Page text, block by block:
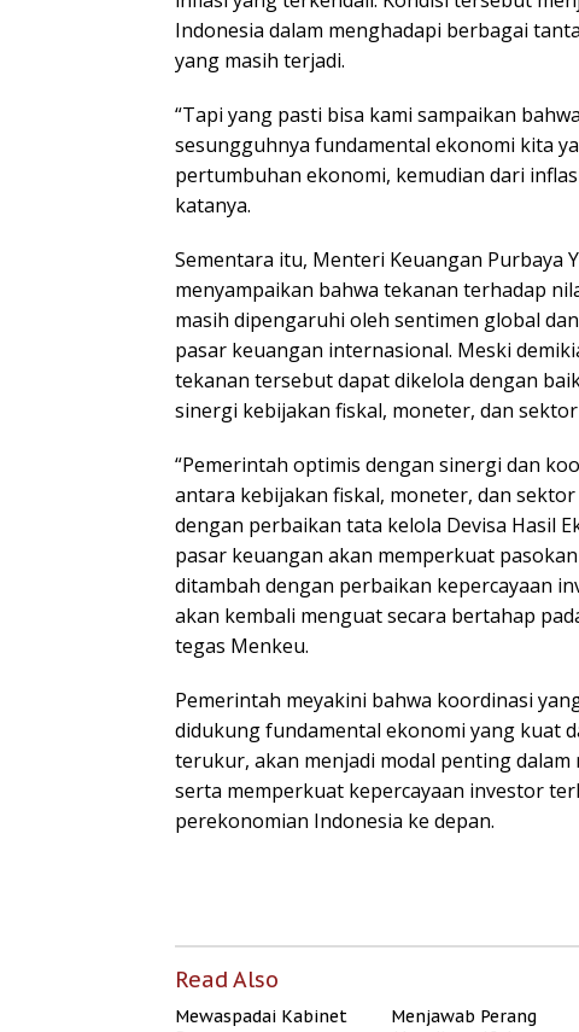
Indonesia dalam menghadapi berbagai
yang masih terjadi.
“Tapi yang pasti bisa kami sampaikan
sesungguhnya fundamental ekonomi kita
pertumbuhan ekonomi, kemudian dari
katanya.
Sementara itu, Menteri Keuangan Purbaya
menyampaikan bahwa tekanan terhadap
masih dipengaruhi oleh sentimen global
pasar keuangan internasional. Meski
tekanan tersebut dapat dikelola dengan
sinergi kebijakan fiskal, moneter, dan
“Pemerintah optimis dengan sinergi dan
antara kebijakan fiskal, moneter, dan
dengan perbaikan tata kelola Devisa Hasil
pasar keuangan akan memperkuat
ditambah dengan perbaikan kepercayaan
akan kembali menguat secara bertahap
tegas Menkeu.
Pemerintah meyakini bahwa koordinasi
didukung fundamental ekonomi yang kuat
terukur, akan menjadi modal penting
serta memperkuat kepercayaan investor
perekonomian Indonesia ke depan.
Read Also
Mewaspadai Kabinet
Menjawab Perang